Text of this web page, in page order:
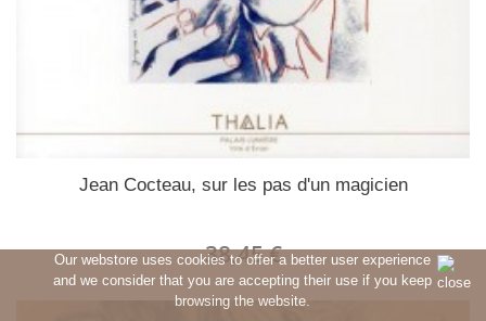
Our webstore uses cookies to offer a better user experience
and we consider that you are accepting their use if you keep
browsing the website.
Jean Cocteau, sur les pas d'un magicien
38,45 €